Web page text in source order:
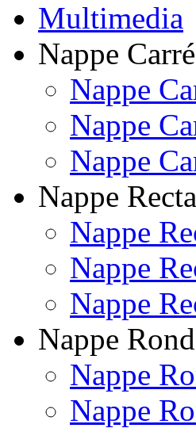
Multimedia
Nappe
Nappe
Nappe
Nappe
Nappe
Nappe
Nappe
Nappe
Nappe
Nappe
Nappe